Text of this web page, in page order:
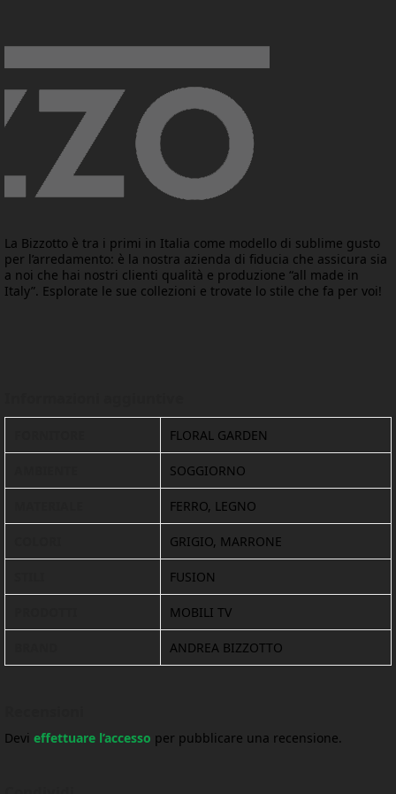
La Bizzotto è tra i primi in Italia come modello di sublime gusto
per l’arredamento: è la nostra azienda di fiducia che assicura sia
a noi che hai nostri clienti qualità e produzione “all made in
Italy”. Esplorate le sue collezioni e trovate lo stile che fa per voi!
FLORAL GARDEN
SOGGIORNO
FERRO, LEGNO
GRIGIO, MARRONE
FUSION
MOBILI TV
ANDREA BIZZOTTO
Devi effettuare l’accesso per pubblicare una recensione.